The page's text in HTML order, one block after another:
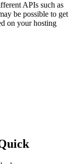
APIs such as
be possible to get
on your hosting